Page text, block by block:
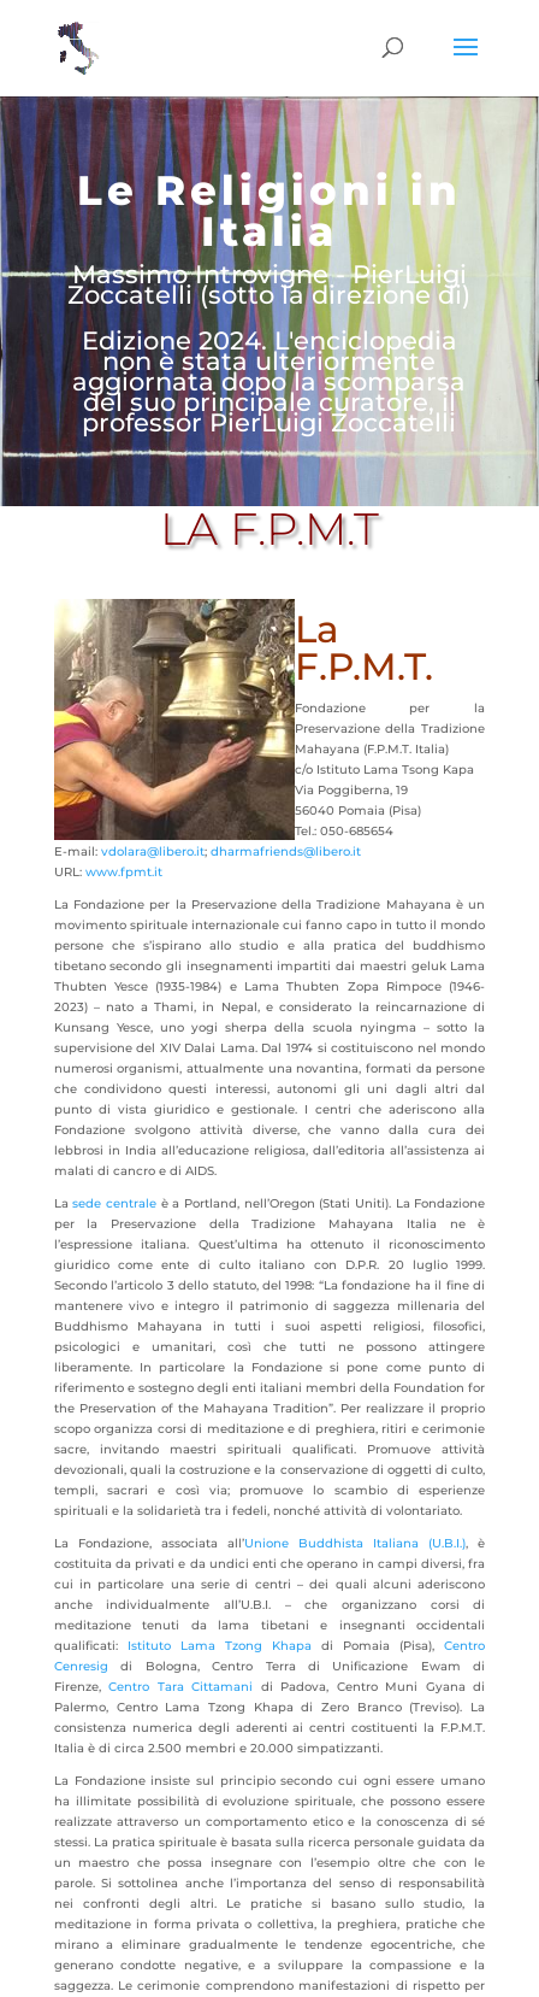
Le Religioni in
Italia
Massimo Introvigne - PierLuigi
Zoccatelli (sotto la direzione di)
Edizione 2024. L'enciclopedia
non è stata ulteriormente
aggiornata dopo la scomparsa
del suo principale curatore, il
professor PierLuigi Zoccatelli
LA F.P.M.T
La
F.P.M.T.
Fondazione per la
Preservazione della Tradizione
Mahayana (F.P.M.T. Italia)
c/o Istituto Lama Tsong Kapa
Via Poggiberna, 19
56040 Pomaia (Pisa)
Tel.: 050-685654
E-mail: vdolara@libero.it; dharmafriends@libero.it
URL: www.fpmt.it
La Fondazione per la Preservazione della Tradizione Mahayana è un
movimento spirituale internazionale cui fanno capo in tutto il mondo
persone che s’ispirano allo studio e alla pratica del buddhismo
tibetano secondo gli insegnamenti impartiti dai maestri geluk Lama
Thubten Yesce (1935-1984) e Lama Thubten Zopa Rimpoce (1946-
2023) – nato a Thami, in Nepal, e considerato la reincarnazione di
Kunsang Yesce, uno yogi sherpa della scuola nyingma – sotto la
supervisione del XIV Dalai Lama. Dal 1974 si costituiscono nel mondo
numerosi organismi, attualmente una novantina, formati da persone
che condividono questi interessi, autonomi gli uni dagli altri dal
punto di vista giuridico e gestionale. I centri che aderiscono alla
Fondazione svolgono attività diverse, che vanno dalla cura dei
lebbrosi in India all’educazione religiosa, dall’editoria all’assistenza ai
malati di cancro e di AIDS.
La sede centrale è a Portland, nell’Oregon (Stati Uniti). La Fondazione
per la Preservazione della Tradizione Mahayana Italia ne è
l’espressione italiana. Quest’ultima ha ottenuto il riconoscimento
giuridico come ente di culto italiano con D.P.R. 20 luglio 1999.
Secondo l’articolo 3 dello statuto, del 1998: “La fondazione ha il fine di
mantenere vivo e integro il patrimonio di saggezza millenaria del
Buddhismo Mahayana in tutti i suoi aspetti religiosi, filosofici,
psicologici e umanitari, così che tutti ne possono attingere
liberamente. In particolare la Fondazione si pone come punto di
riferimento e sostegno degli enti italiani membri della Foundation for
the Preservation of the Mahayana Tradition”. Per realizzare il proprio
scopo organizza corsi di meditazione e di preghiera, ritiri e cerimonie
sacre, invitando maestri spirituali qualificati. Promuove attività
devozionali, quali la costruzione e la conservazione di oggetti di culto,
templi, sacrari e così via; promuove lo scambio di esperienze
spirituali e la solidarietà tra i fedeli, nonché attività di volontariato.
La Fondazione, associata all’Unione Buddhista Italiana (U.B.I.), è
costituita da privati e da undici enti che operano in campi diversi, fra
cui in particolare una serie di centri – dei quali alcuni aderiscono
anche individualmente all’U.B.I. – che organizzano corsi di
meditazione tenuti da lama tibetani e insegnanti occidentali
qualificati:Istituto Lama Tzong Khapadi Pomaia (Pisa), Centro
Cenresigdi Bologna, Centro Terra di Unificazione Ewam di
Firenze,Centro Tara Cittamani di Padova, Centro Muni Gyana di
Palermo, Centro Lama Tzong Khapa di Zero Branco (Treviso). La
consistenza numerica degli aderenti ai centri costituenti la F.P.M.T.
Italia è di circa 2.500 membri e 20.000 simpatizzanti.
La Fondazione insiste sul principio secondo cui ogni essere umano
ha illimitate possibilità di evoluzione spirituale, che possono essere
realizzate attraverso un comportamento etico e la conoscenza di sé
stessi. La pratica spirituale è basata sulla ricerca personale guidata da
un maestro che possa insegnare con l’esempio oltre che con le
parole. Si sottolinea anche l’importanza del senso di responsabilità
nei confronti degli altri. Le pratiche si basano sullo studio, la
meditazione in forma privata o collettiva, la preghiera, pratiche che
mirano a eliminare gradualmente le tendenze egocentriche, che
generano condotte negative, e a sviluppare la compassione e la
saggezza. Le cerimonie comprendono manifestazioni di rispetto per